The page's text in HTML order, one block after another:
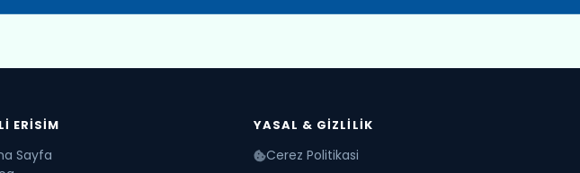
ERISIM
Sayfa
YASAL & GIZLILIK
Cerez Politikasi